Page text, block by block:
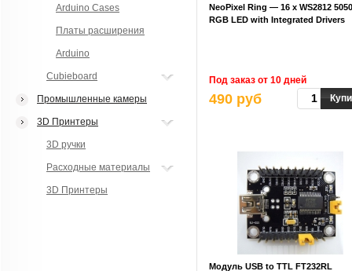
Arduino Cases
Платы расширения
Arduino
Cubieboard
Промышленные камеры
3D Принтеры
3D ручки
Расходные материалы
3D Принтеры
NeoPixel Ring — 16 x WS2812 5050
RGB LED with Integrated Drivers
Под заказ от 10 дней
490 руб
Модуль USB to TTL FT232RL